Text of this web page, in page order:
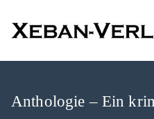
Anthologie – Ein